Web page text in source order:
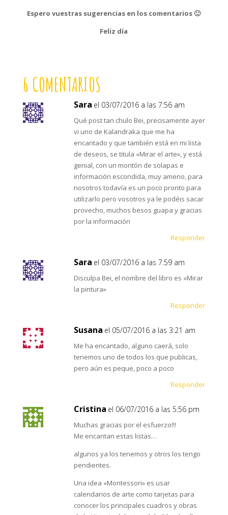
Espero vuestras sugerencias en los comentarios 🙂
Feliz día
6 COMENTARIOS
Sara el 03/07/2016 a las 7:56 am
Qué post tan chulo Bei, precisamente ayer
vi uno de Kalandraka que me ha
encantado y que también está en mi lista
de deseos, se titula «Mirar el arte», y está
genial, con un montón de solapas e
información escondida, muy ameno, para
nosotros todavía es un poco pronto para
utilizarlo pero vosotros ya le podéis sacar
provecho, muchos besos guapa y gracias
por la información
Responder
Sara el 03/07/2016 a las 7:59 am
Disculpa Bei, el nombre del libro es «Mirar
la pintura»
Responder
Susana el 05/07/2016 a las 3:21 am
Me ha encantado, alguno caerá, solo
tenemos uno de todos los que publicas,
pero aún es peque, poco a poco
Responder
Cristina el 06/07/2016 a las 5:56 pm
Muchas gracias por el esfuerzo!!!
Me encantan estas listas…
algunos ya los tenemos y otros los tengo
pendientes.
Una idea «Montessori» es usar
calendarios de arte como tarjetas para
conocer los principales cuadros y obras